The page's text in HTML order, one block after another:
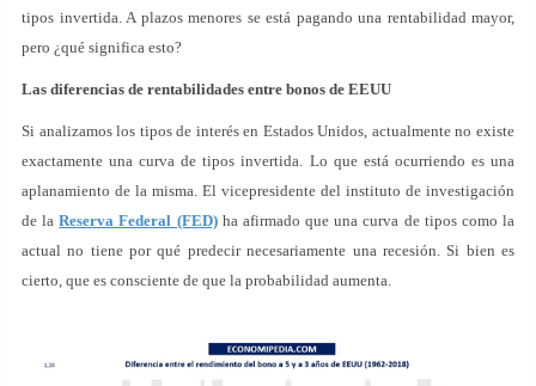
tipos invertida. A plazos menores se está pagando una rentabilidad mayor,
pero ¿qué significa esto?
Las diferencias de rentabilidades entre bonos de EEUU
Si analizamos los tipos de interés en Estados Unidos, actualmente no existe
exactamente una curva de tipos invertida. Lo que está ocurriendo es una
aplanamiento de la misma. El vicepresidente del instituto de investigación
de laReserva Federal (FED)ha afirmado que una curva de tipos como la
actual no tiene por qué predecir necesariamente una recesión. Si bien es
cierto, que es consciente de que la probabilidad aumenta.